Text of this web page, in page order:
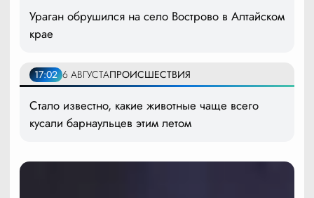
Ураган обрушился на село Вострово в Алтайском
крае
17:02 6 АВГУСТАПРОИСШЕСТВИЯ
Стало известно, какие животные чаще всего
кусали барнаульцев этим летом